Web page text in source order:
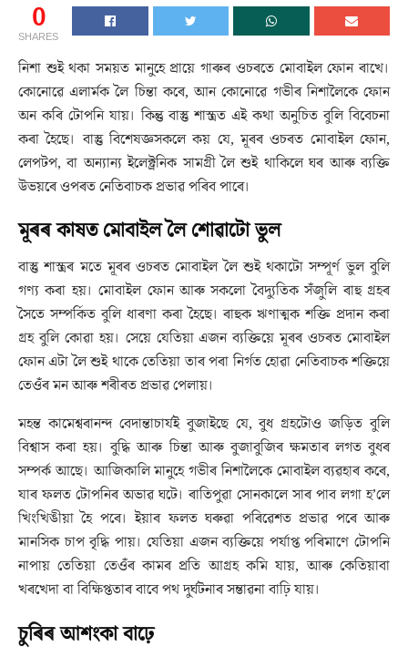
0
SHARES
নিশা শুই থকা সময়ত মানুহে প্ৰায়ে গাৰুৰ ওচৰতে মোবাইল ফোন ৰাখে।
কোনোৱে এলাৰ্মক লৈ চিন্তা কৰে, আন কোনোৱে গভীৰ নিশালৈকে ফোন
অন কৰি টোপনি যায়। কিন্তু বাস্তু শাস্ত্ৰত এই কথা অনুচিত বুলি বিবেচনা
কৰা হৈছে। বাস্তু বিশেষজ্ঞসকলে কয় যে, মূৰৰ ওচৰত মোবাইল ফোন,
লেপটপ, বা অন্যান্য ইলেক্ট্ৰনিক সামগ্ৰী লৈ শুই থাকিলে ঘৰ আৰু ব্যক্তি
উভয়ৰে ওপৰত নেতিবাচক প্ৰভাৱ পৰিব পাৰে।
মূৰৰ কাষত মোবাইল লৈ শোৱাটো ভুল
বাস্তু শাস্ত্ৰৰ মতে মূৰৰ ওচৰত মোবাইল লৈ শুই থকাটো সম্পূৰ্ণ ভুল বুলি
গণ্য কৰা হয়। মোবাইল ফোন আৰু সকলো বৈদ্যুতিক সঁজুলি ৰাহু গ্ৰহৰ
সৈতে সম্পৰ্কিত বুলি ধাৰণা কৰা হৈছে। ৰাহুক ঋণাত্মক শক্তি প্ৰদান কৰা
গ্ৰহ বুলি কোৱা হয়। সেয়ে যেতিয়া এজন ব্যক্তিয়ে মূৰৰ ওচৰত মোবাইল
ফোন এটা লৈ শুই থাকে তেতিয়া তাৰ পৰা নিৰ্গত হোৱা নেতিবাচক শক্তিয়ে
তেওঁৰ মন আৰু শৰীৰত প্ৰভাৱ পেলায়।
মহন্ত কামেশ্বৰানন্দ বেদান্তাচাৰ্যই বুজাইছে যে, বুধ গ্ৰহটোও জড়িত বুলি
বিশ্বাস কৰা হয়। বুদ্ধি আৰু চিন্তা আৰু বুজাবুজিৰ ক্ষমতাৰ লগত বুধৰ
সম্পৰ্ক আছে। আজিকালি মানুহে গভীৰ নিশালৈকে মোবাইল ব্যৱহাৰ কৰে,
যাৰ ফলত টোপনিৰ অভাৱ ঘটে। ৰাতিপুৱা সোনকালে সাৰ পাব লগা হ’লে
খিংখিঙীয়া হৈ পৰে। ইয়াৰ ফলত ঘৰুৱা পৰিৱেশত প্ৰভাৱ পৰে আৰু
মানসিক চাপ বৃদ্ধি পায়। যেতিয়া এজন ব্যক্তিয়ে পৰ্যাপ্ত পৰিমাণে টোপনি
নাপায় তেতিয়া তেওঁৰ কামৰ প্ৰতি আগ্ৰহ কমি যায়, আৰু কেতিয়াবা
খৰখেদা বা বিক্ষিপ্ততাৰ বাবে পথ দুৰ্ঘটনাৰ সম্ভাৱনা বাঢ়ি যায়।
চুৰিৰ আশংকা বাঢ়ে